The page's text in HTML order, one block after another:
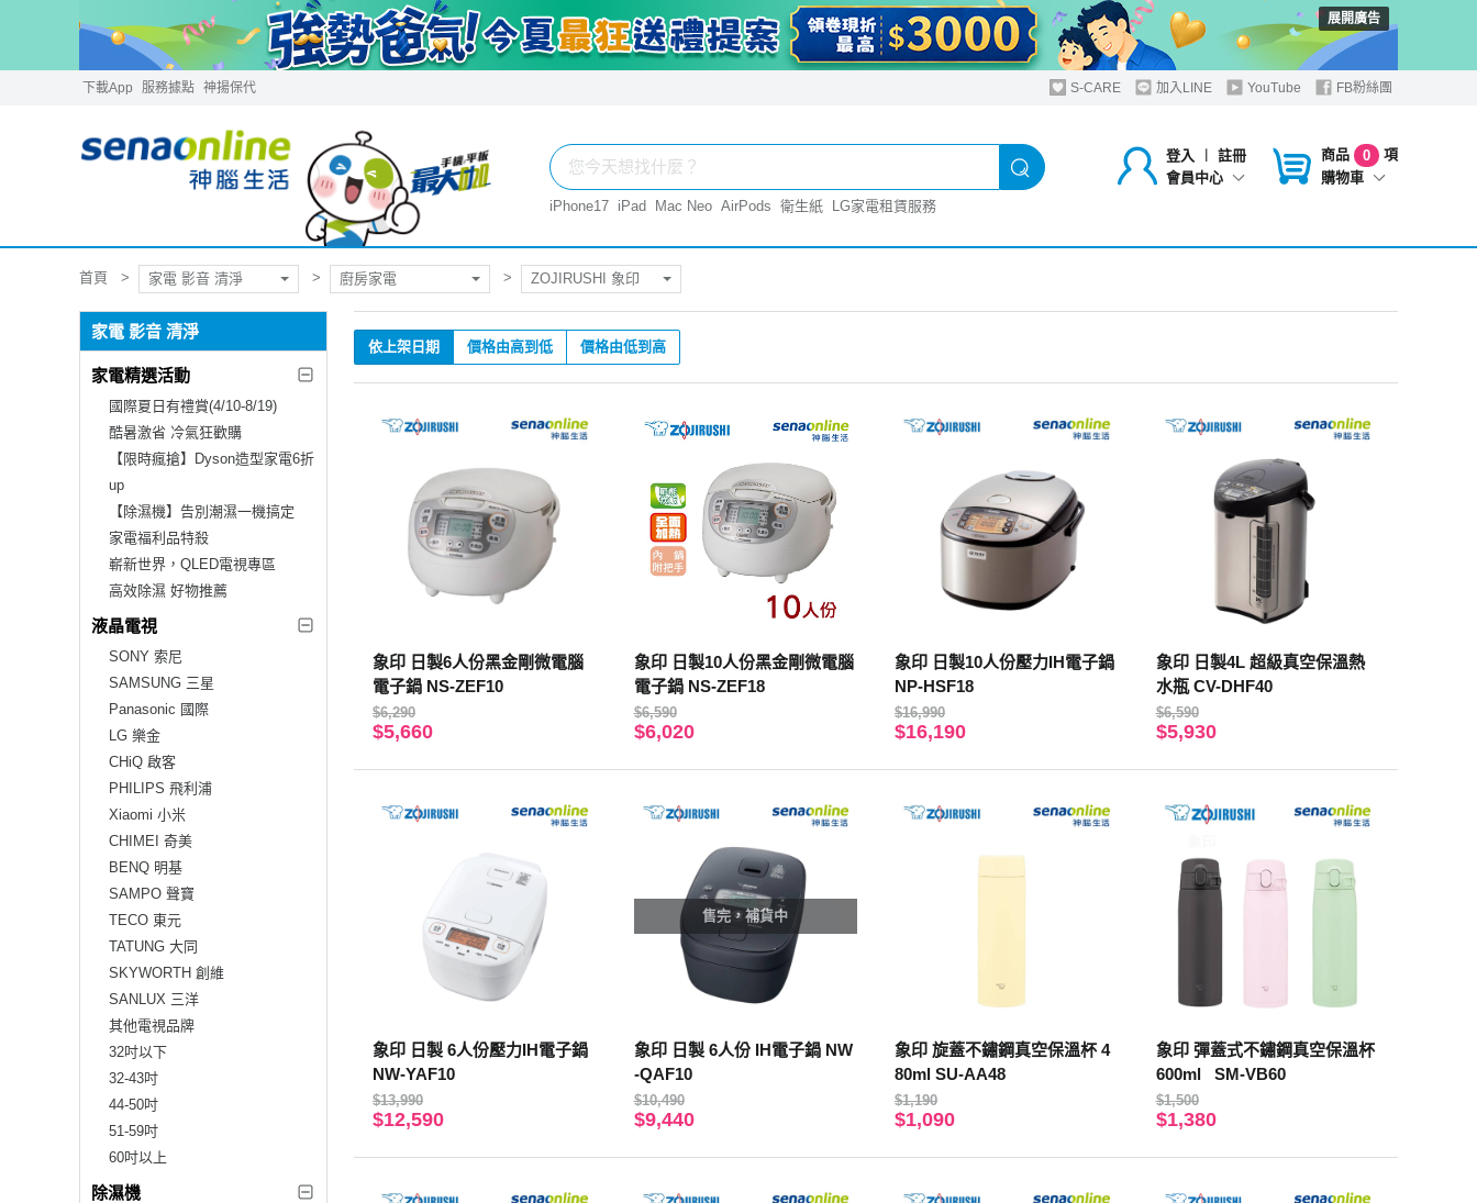
展開廣告
下載App 服務據點 神揚保代 S-CARE 加入LINE YouTube FB粉絲團
登入 ︱
註冊
會員中心
商品 0
項
購物車
iPhone17 iPad Mac Neo AirPods 衛生紙 LG家電租賃服務
首頁 家電 影音 清淨 廚房家電 ZOJIRUSHI 象印
家電 影音 清淨
家電精選活動
國際夏日有禮賞(4/10-8/19)
酷暑激省 冷氣狂歡購
【限時瘋搶】Dyson造型家電6折
up
【除濕機】告別潮濕一機搞定
家電福利品特殺
嶄新世界，QLED電視專區
高效除濕 好物推薦
液晶電視
SONY 索尼
SAMSUNG 三星
Panasonic 國際
LG 樂金
CHiQ 啟客
PHILIPS 飛利浦
Xiaomi 小米
CHIMEI 奇美
BENQ 明基
SAMPO 聲寶
TECO 東元
TATUNG 大同
SKYWORTH 創維
SANLUX 三洋
其他電視品牌
32吋以下
32-43吋
44-50吋
51-59吋
60吋以上
除濕機
依上架日期 價格由高到低 價格由低到高
象印 日製6人份黑金剛微電腦
電子鍋 NS-ZEF10
$6,290
$5,660
象印 日製10人份黑金剛微電腦
電子鍋 NS-ZEF18
$6,590
$6,020
象印 日製10人份壓力IH電子鍋
NP-HSF18
$16,990
$16,190
象印 日製4L 超級真空保溫熱
水瓶 CV-DHF40
$6,590
$5,930
象印 日製 6人份壓力IH電子鍋
NW-YAF10
$13,990
$12,590
售完，補貨中
象印 日製 6人份 IH電子鍋 NW
-QAF10
$10,490
$9,440
象印 旋蓋不鏽鋼真空保溫杯 4
80ml SU-AA48
$1,190
$1,090
象印 彈蓋式不鏽鋼真空保溫杯
600ml SM-VB60
$1,500
$1,380